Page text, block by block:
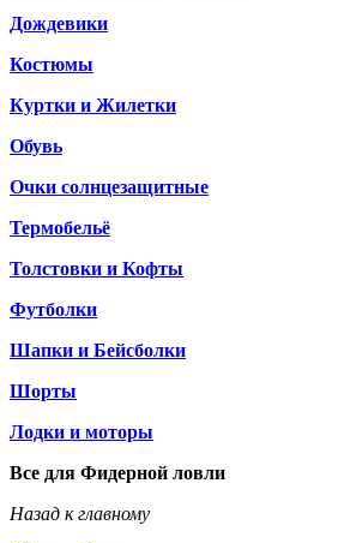
Дождевики
Костюмы
Куртки и Жилетки
Обувь
Очки солнцезащитные
Термобельё
Толстовки и Кофты
Футболки
Шапки и Бейсболки
Шорты
Лодки и моторы
Все для Фидерной ловли
Назад к главному